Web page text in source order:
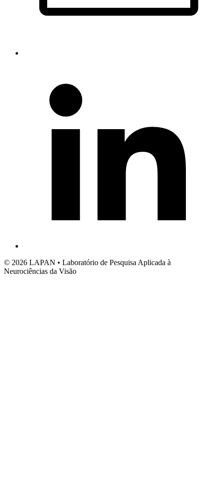
© 2026 LAPAN • Laboratório de Pesquisa Aplicada à
Neurociências da Visão